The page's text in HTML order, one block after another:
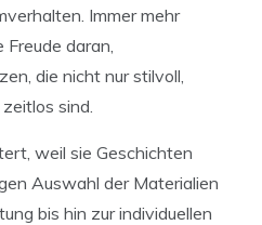
Immer mehr
daran,
die nicht nur stilvoll,
sind.
weil sie Geschichten
Auswahl der Materialien
bis hin zur individuellen